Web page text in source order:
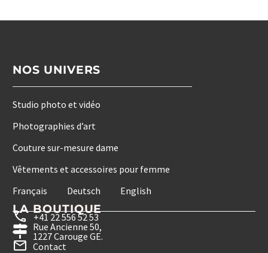
NOS UNIVERS
Studio photo et vidéo
Photographies d’art
Couture sur-mesure dame
Vêtements et accessoires pour femme
Français
Deutsch English
LA BOUTIQUE
+41 22 556 52 53
Rue Ancienne 50,
1227 Carouge GE.
Contact